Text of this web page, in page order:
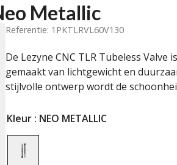
Metallic
Referentie: 1PKTLRVL60V130
De Lezyne CNC TLR Tubeless
gemaakt van lichtgewicht en
stijlvolle ontwerp wordt de
Kleur : NEO METALLIC